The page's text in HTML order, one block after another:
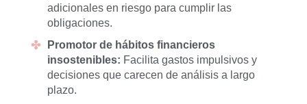
adicionales en riesgo para cumplir las
obligaciones.
Promotor de hábitos financieros
insostenibles: Facilita gastos impulsivos y
decisiones que carecen de análisis a largo
plazo.